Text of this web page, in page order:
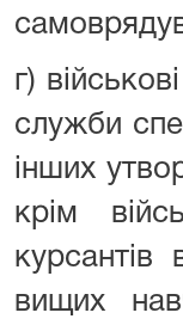
г)
служби
інших
крім
курсантів
вищих